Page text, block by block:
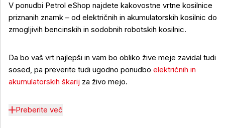
V ponudbi Petrol eShop najdete kakovostne vrtne kosilnice
priznanih znamk – od električnih in akumulatorskih kosilnic do
zmogljivih bencinskih in sodobnih robotskih kosilnic.
Da bo vaš vrt najlepši in vam bo obliko žive meje zavidal tudi
sosed, pa preverite tudi ugodno ponudbo električnih in
akumulatorskih škarij za živo mejo.
Preberite več